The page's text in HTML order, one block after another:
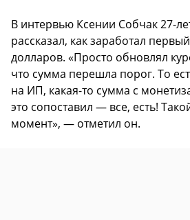
В интервью Ксении Собчак 27-
рассказал, как заработал
долларов. «Просто обновлял
что сумма перешла порог. То
на ИП, какая-то сумма с
это сопоставил — все, есть!
момент», — отметил он.